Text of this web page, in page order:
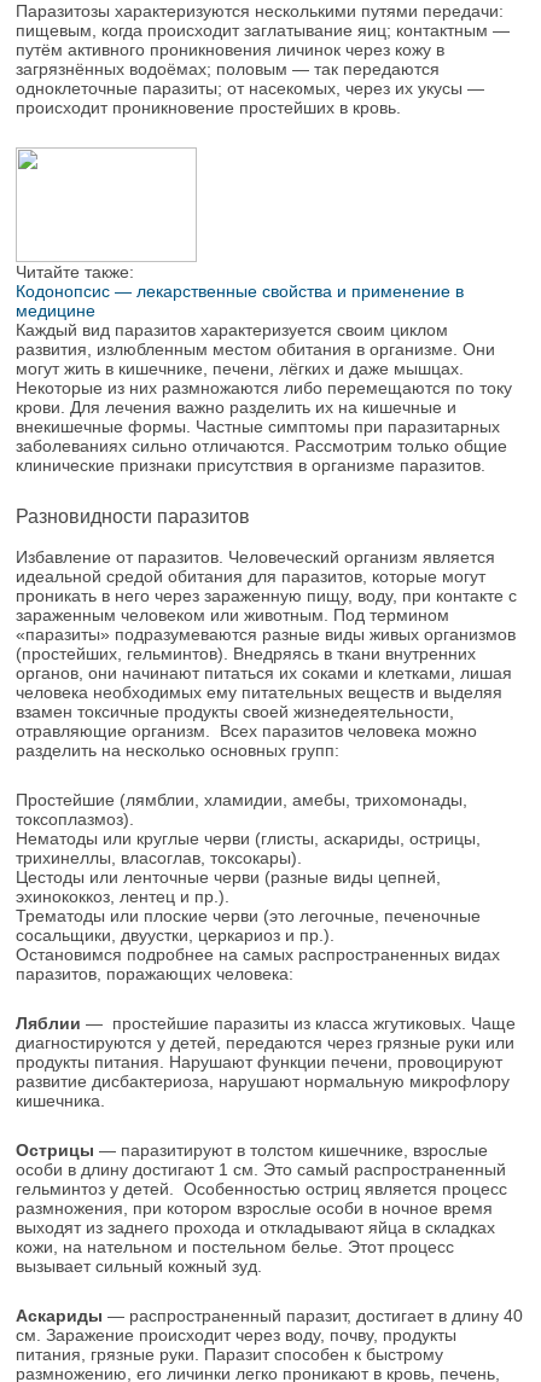
Паразитозы характеризуются несколькими путями передачи:
пищевым, когда происходит заглатывание яиц; контактным —
путём активного проникновения личинок через кожу в
загрязнённых водоёмах; половым — так передаются
одноклеточные паразиты; от насекомых, через их укусы —
происходит проникновение простейших в кровь.
Читайте также:
Кодонопсис — лекарственные свойства и применение в
медицине
Каждый вид паразитов характеризуется своим циклом
развития, излюбленным местом обитания в организме. Они
могут жить в кишечнике, печени, лёгких и даже мышцах.
Некоторые из них размножаются либо перемещаются по току
крови. Для лечения важно разделить их на кишечные и
внекишечные формы. Частные симптомы при паразитарных
заболеваниях сильно отличаются. Рассмотрим только общие
клинические признаки присутствия в организме паразитов.
Разновидности паразитов
Избавление от паразитов. Человеческий организм является
идеальной средой обитания для паразитов, которые могут
проникать в него через зараженную пищу, воду, при контакте с
зараженным человеком или животным. Под термином
«паразиты» подразумеваются разные виды живых организмов
(простейших, гельминтов). Внедряясь в ткани внутренних
органов, они начинают питаться их соками и клетками, лишая
человека необходимых ему питательных веществ и выделяя
взамен токсичные продукты своей жизнедеятельности,
отравляющие организм. Всех паразитов человека можно
разделить на несколько основных групп:
Простейшие (лямблии, хламидии, амебы, трихомонады,
токсоплазмоз).
Нематоды или круглые черви (глисты, аскариды, острицы,
трихинеллы, власоглав, токсокары).
Цестоды или ленточные черви (разные виды цепней,
эхинококкоз, лентец и пр.).
Трематоды или плоские черви (это легочные, печеночные
сосальщики, двуустки, церкариоз и пр.).
Остановимся подробнее на самых распространенных видах
паразитов, поражающих человека:
Ляблии — простейшие паразиты из класса жгутиковых. Чаще
диагностируются у детей, передаются через грязные руки или
продукты питания. Нарушают функции печени, провоцируют
развитие дисбактериоза, нарушают нормальную микрофлору
кишечника.
Острицы — паразитируют в толстом кишечнике, взрослые
особи в длину достигают 1 см. Это самый распространенный
гельминтоз у детей. Особенностью остриц является процесс
размножения, при котором взрослые особи в ночное время
выходят из заднего прохода и откладывают яйца в складках
кожи, на нательном и постельном белье. Этот процесс
вызывает сильный кожный зуд.
Аскариды — распространенный паразит, достигает в длину 40
см. Заражение происходит через воду, почву, продукты
питания, грязные руки. Паразит способен к быстрому
размножению, его личинки легко проникают в кровь, печень,